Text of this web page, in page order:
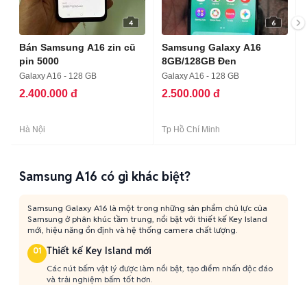
4
Bán Samsung A16 zin cũ
pin 5000
Galaxy A16 - 128 GB
2.400.000 đ
Hà Nội
6
Samsung Galaxy A16
8GB/128GB Đen
Galaxy A16 - 128 GB
2.500.000 đ
Tp Hồ Chí Minh
Samsung A16 có gì khác biệt?
Samsung Galaxy A16 là một trong những sản phẩm chủ lực của
Samsung ở phân khúc tầm trung, nổi bật với thiết kế Key Island
mới, hiệu năng ổn định và hệ thống camera chất lượng.
01 Thiết kế Key Island mới
Các nút bấm vật lý được làm nổi bật, tạo điểm nhấn độc đáo
và trải nghiệm bấm tốt hơn.